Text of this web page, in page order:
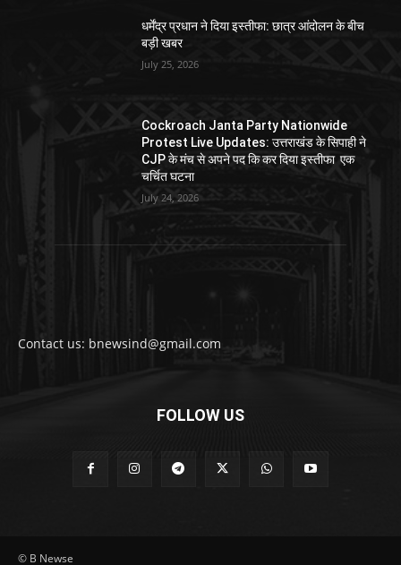
धर्मेंद्र प्रधान ने दिया इस्तीफा: छात्र आंदोलन के बीच
बड़ी खबर
July 25, 2026
Cockroach Janta Party Nationwide
Protest Live Updates: उत्तराखंड के सिपाही ने
CJP के मंच से अपने पद कि कर दिया इस्तीफा एक
चर्चित घटना
July 24, 2026
Contact us: bnewsind@gmail.com
FOLLOW US
© B Newse